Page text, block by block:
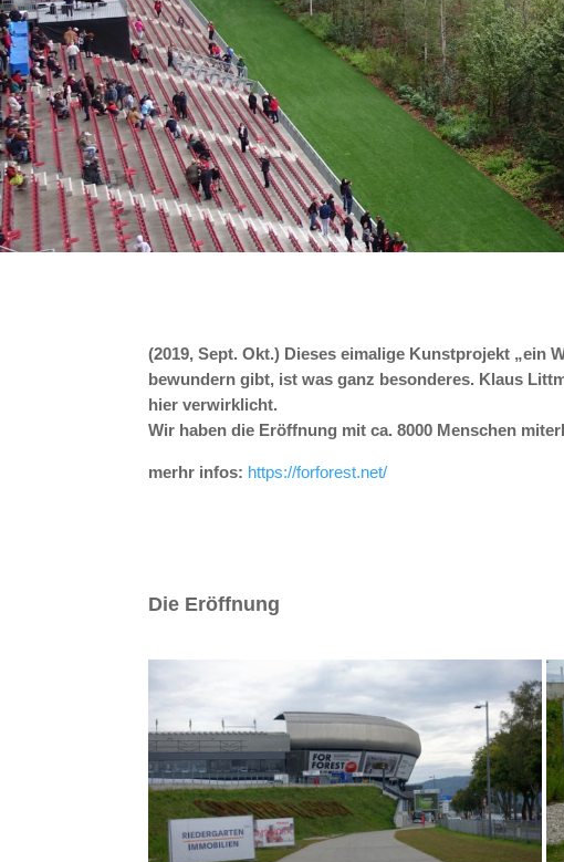
(2019, Sept. Okt.) Dieses eimalige Kunstprojekt „ein
bewundern gibt, ist was ganz besonderes. Klaus
hier verwirklicht.
Wir haben die Eröffnung mit ca. 8000 Menschen
merhr infos: https://forforest.net/
Die Eröffnung